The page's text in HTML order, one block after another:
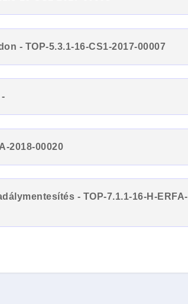
- TOP-5.3.1-16-CS1-2017-00007
2018-00020
- TOP-7.1.1-16-H-ERFA-